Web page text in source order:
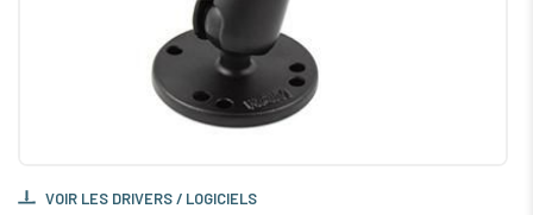
VOIR LES DRIVERS / LOGICIELS